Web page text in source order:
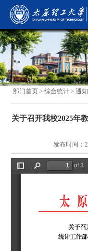
部门首页 >综合统计 >通
关于召开我校2025年
发布时间：